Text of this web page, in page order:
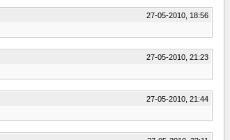
27-05-2010, 18:56
27-05-2010, 21:23
27-05-2010, 21:44